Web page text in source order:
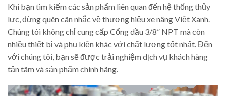
Khi bạn tìm kiếm các sản phẩm liên quan đến hệ thống thủy
lực, đừng quên cân nhắc về thương hiệu xe nâng Việt Xanh.
Chúng tôi không chỉ cung cấp Cổng dầu 3/8” NPT mà còn
nhiều thiết bị và phụ kiện khác với chất lượng tốt nhất. Đến
với chúng tôi, bạn sẽ được trải nghiệm dịch vụ khách hàng
tận tâm và sản phẩm chính hãng.